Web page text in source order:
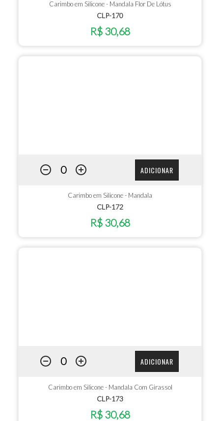
Carimbo em Silicone - Mandala Flor De Lótus
CLP-170
R$ 30,68
ADICIONAR
Carimbo em Silicone - Mandala
CLP-172
R$ 30,68
ADICIONAR
Carimbo em Silicone - Mandala Com Girassol
CLP-173
R$ 30,68